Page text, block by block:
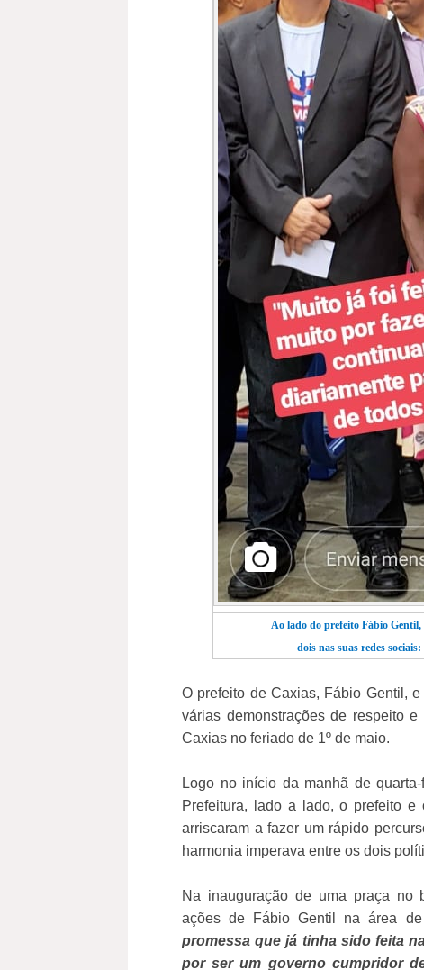
Ao lado do prefeito Fábio
dois nas suas redes
O prefeito de Caxias, Fábio Gentil,
várias demonstrações de respeito
Caxias no feriado de 1º de maio.
Logo no início da manhã de
Prefeitura, lado a lado, o prefeito
arriscaram a fazer um rápido
harmonia imperava entre os dois
Na inauguração de uma praça no
ações de Fábio Gentil na área de
promessa que já tinha sido feita
por ser um governo cumpridor